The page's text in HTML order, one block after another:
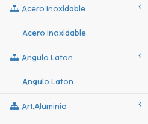
Acero Inoxidable
Acero Inoxidable
Angulo Laton
Angulo Laton
Art.aluminio